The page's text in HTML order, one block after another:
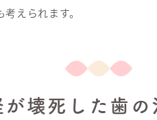
えられます。
が壊死した歯の